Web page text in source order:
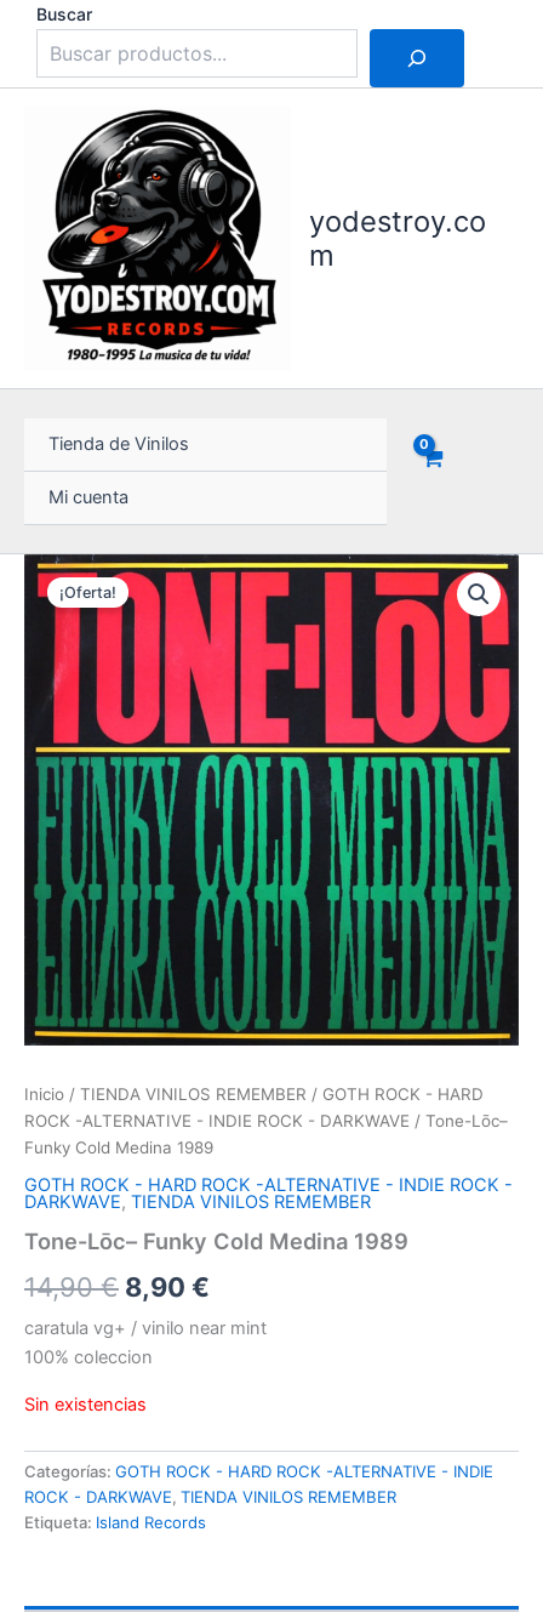
contenido
Buscar
yodestroy.co
m
Tienda de Vinilos
Mi cuenta
¡Oferta!
Inicio / TIENDA VINILOS REMEMBER / GOTH ROCK - HARD
ROCK -ALTERNATIVE - INDIE ROCK - DARKWAVE / Tone-Lōc–
Funky Cold Medina 1989
GOTH ROCK - HARD ROCK -ALTERNATIVE - INDIE ROCK -
DARKWAVE, TIENDA VINILOS REMEMBER
Tone-Lōc– Funky Cold Medina 1989
14,90€ El
precio
original
era:
14,90 €.
8,90 €
precio
8,90 €.
caratula vg+ / vinilo near mint
100% coleccion
Sin existencias
Categorías: GOTH ROCK - HARD ROCK -ALTERNATIVE - INDIE
ROCK - DARKWAVE, TIENDA VINILOS REMEMBER
Etiqueta: Island Records